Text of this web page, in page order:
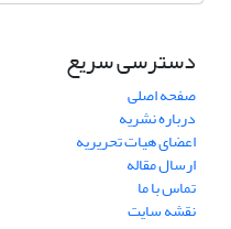
دسترسی سریع
صفحه اصلی
درباره نشریه
اعضای هیات تحریریه
ارسال مقاله
تماس با ما
نقشه سایت